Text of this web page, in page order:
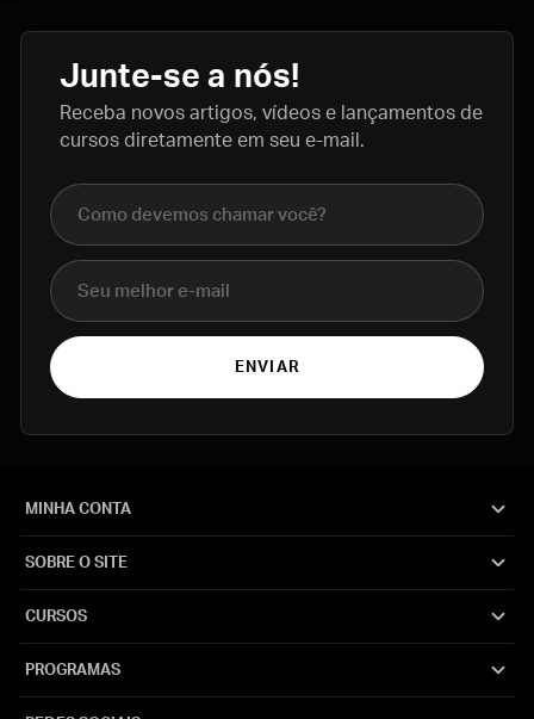
Junte-se a nós!
Receba novos artigos, vídeos e lançamentos de
cursos diretamente em seu e-mail.
Nome completo
E-mail
ENVIAR
MINHA CONTA
SOBRE O SITE
CURSOS
PROGRAMAS